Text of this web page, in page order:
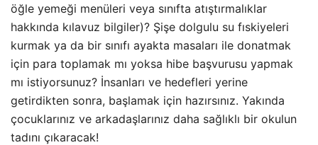
öğle yemeği menüleri veya sınıfta atıştırmalıklar
hakkında kılavuz bilgiler)? Şişe dolgulu su fıskiyeleri
kurmak ya da bir sınıfı ayakta masaları ile donatmak
için para toplamak mı yoksa hibe başvurusu yapmak
mı istiyorsunuz? İnsanları ve hedefleri yerine
getirdikten sonra, başlamak için hazırsınız. Yakında
çocuklarınız ve arkadaşlarınız daha sağlıklı bir okulun
tadını çıkaracak!